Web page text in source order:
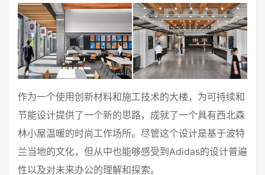
作为一个使用创新材料和施工技术的大楼，为可持续和
节能设计提供了一个新的思路，成就了一个具有西北森
林小屋温暖的时尚工作场所。尽管这个设计是基于波特
兰当地的文化，但从中也能够感受到Adidas的设计普遍
性以及对未来办公的理解和探索。